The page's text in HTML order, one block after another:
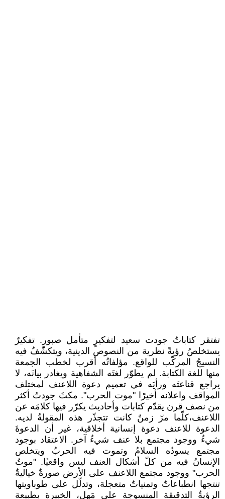
تفتقر كتاباتُ جودت سعيد لتفكيرٍ متأمل صبور. تفكيرٌ
يستخلصُ رؤيةً نظرية من النصوص الدينية، ويتكشّفُ فيه
النسيجُ المركّب للواقع. مؤلفاتُه أقرب لخطب الجمعة
منها للغة الكتابة. لم يطوّر لغتَه الشفاهية ويغادر بيانَه، لا
يراجع قناعتَه ورأيَه في تعميم دعوة اللاعنف لمختلف
المواقف واعلانه أخيرًا "موت الحرب". مكثَ جودتُ أكثر
من نصف قرن يقدّم كتابات وأحاديث يكرّر فيها كلامَه عن
اللاعنف،كلّما مرّ زمنٌ كانت تتجذّر هذه المقولةُ لديه.
الدعوة للاعنف دعوة إنسانية أخلاقية، غير أن الدعوةَ
شيءٌ ووجود مجتمع بلا عنف شيءٌ آخر. الاعتقاد بوجود
مجتمع يسودُه السلامُ وتموت فيه الحربُ ويتخلص
الإنسانُ فيه من كلّ أشكال العنف ليس واقعيًا. "موتُ
الحرب" ووجود مجتمع اللاعنف على الأرض صورةٌ خياليةٌ
تنتجها انطباعاتٌ وتمنياتٌ متعجلة، وتدلّل على طوباويتها
الرؤيةُ التدقيقة المنسوجة على مَهل، الخبيرة بطبيعة